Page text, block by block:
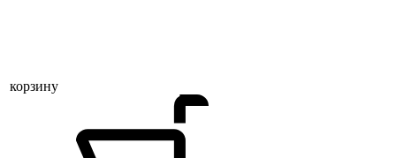
корзину